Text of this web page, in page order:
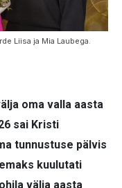
Liisa ja Mia Laubega.
oma valla aasta
sai Kristi
tunnustuse pälvis
kuulutati
välja aasta